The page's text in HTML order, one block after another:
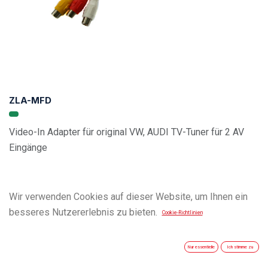
ZLA-MFD
Video-In Adapter für original VW, AUDI TV-Tuner für 2 AV
Eingänge
Wir verwenden Cookies auf dieser Website, um Ihnen ein
besseres Nutzererlebnis zu bieten.
Cookie-Richtlinien
Nur essentielle Ich stimme zu